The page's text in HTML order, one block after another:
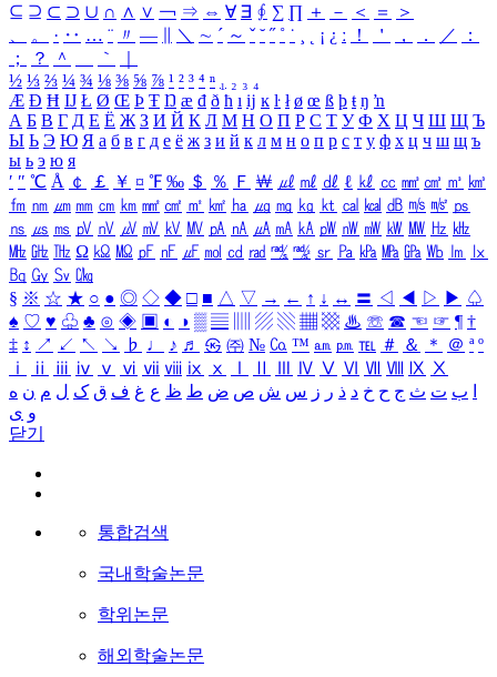
⊆ ⊇ ⊂ ⊃ ∪ ∩ ∧ ∨ ￢ ⇒ ⇔ ∀ ∃ ∮ ∑ ∏ ＋ － ＜ ＝
＞
、
。 · ‥ … ¨ 〃 ― ＼ ∼ ´ ～ ˇ ˘ ˝ ˚ ˙ ¸ ¡ ¿ ː ！ ＇ ， ． ／
：
；
？ ＾ ｀
½ ⅓ ⅔ ¼ ¾ ⅛ ⅜ ⅝ ⅞ ¹ ² ³ ⁴ ⁿ ₁ ₂ ₃ ₄
Æ Ð Ħ Ĳ Ł Ø Œ Þ Ŧ Ŋ æ đ ð ħ ı ĳ ĸ ŀ ł ø œ ß þ ŧ ŋ ŉ
А Б В Г Д Е Ё Ж З И Й К Л М Н О П Р С Т У Ф Х Ц Ч Ш Щ Ъ
Ы Ь Э Ю Я а б в г д е ё ж з и й к л м н о п р с т у ф х ц ч ш щ ъ
ы ь э ю я
′ ″ ℃ Å ￠ ￡ ￥ ¤ ℉ ‰ ＄ ％ Ｆ ￦ ㎕ ㎖ ㎗ ℓ ㎘ ㏄ ㎣ ㎤ ㎥ ㎦
㎙ ㎚ ㎛ ㎜ ㎝ ㎞ ㎟ ㎠ ㎡ ㎢ ㏊ ㎍ ㎎ ㎏ ㏏ ㎈ ㎉ ㏈ ㎧ ㎨ ㎰
㎱ ㎲ ㎳ ㎴ ㎵ ㎶ ㎷ ㎸ ㎹ ㎀ ㎁ ㎂ ㎃ ㎄ ㎺ ㎻ ㎽ ㎾ ㎿ ㎐ ㎑
㎒ ㎓ ㎔ Ω ㏀ ㏁ ㎊ ㎋ ㎌ ㏖ ㏅ ㎭ ㎮ ㎯ ㏛ ㎩ ㎪ ㎫ ㎬ ㏝ ㏐
㏓
㏃ ㏉ ㏜ ㏆
§ ※ ☆ ★ ○ ● ◎ ◇ ◆ □ ■ △ ▽ → ← ↑ ↓ ↔ 〓 ◁ ◀ ▷ ▶ ♤
♠ ♡ ♥ ♧ ♣ ⊙ ◈ ▣ ◐ ◑ ▒ ▤ ▨ ▧ ▦ ▩ ♨ ☏ ☎ ☜ ☞ ¶ †
‡ ↕ ↗ ↙ ↖ ↘ ♭ ♩ ♪ ♬ ㉿ ㈜ № ㏇ ™ ㏂ ㏘ ℡ ＃ ＆ ＊ ＠ ª º
ⅰ
ⅱ ⅲ ⅳ ⅴ ⅵ ⅶ ⅷ ⅸ ⅹ Ⅳ Ⅴ Ⅵ Ⅶ Ⅷ Ⅸ Ⅹ
ب ت ث ج ح خ د ذ ر ز س ش ص ض ط ظ ع غ ف ق ک ل م ن ه
و ی
닫기
통합검색
국내학술논문
학위논문
해외학술논문